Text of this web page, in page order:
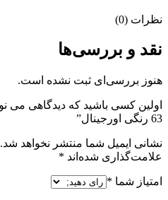
نظرات (0)
نقد و بررسی‌ها
هنوز بررسی‌ای ثبت نشده است.
63 رنگی اورجینال”
نشانی ایمیل شما منتشر نخواهد شد.
علامت‌گذاری شده‌اند *
امتیاز شما *